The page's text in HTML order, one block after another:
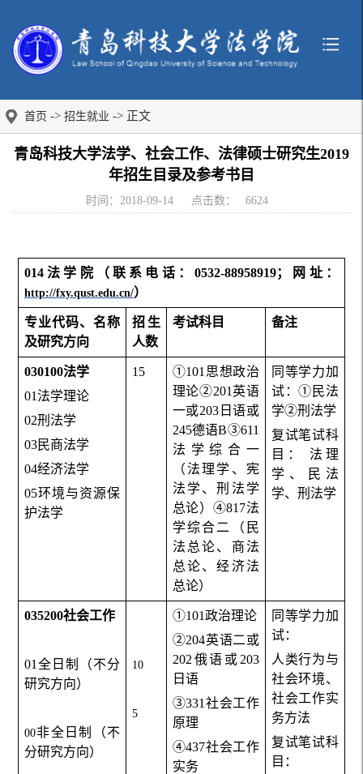
首页 -> 招生就业 -> 正文
青岛科技大学法学、社会工作、法律硕士研究生2019
年招生目录及参考书目
时间：2018-09-14 点击数： 6624
014法学院（联系电话：0532-88958919；网址：
http://fxy.qust.edu.cn/）
专业代码、名称
及研究方向
招生
人数
考试科目 备注
030100法学
01法学理论
02刑法学
03民商法学
04经济法学
05环境与资源保
护法学
15 ①101 思想政治
理论②201 英语
一或203 日语或
245德语B③611
法学综合一
（法理学、宪
法学、刑法学
总论）④817法
学综合二（民
法总论、商法
总论、经济法
总论）
同等学力加
试：①民法
学②刑法学
复试笔试科
目： 法理
学、民法
学、刑法学
035200社会工作
01 全日制（不分
研究方向）
00非全日制（不
分研究方向）
10
5
①101政治理论
②204英语二或
202俄语或203
日语
③331社会工作
原理
④437社会工作
实务
同等学力加
试：
人类行为与
社会环境、
社会工作实
务方法
复试笔试科
目：